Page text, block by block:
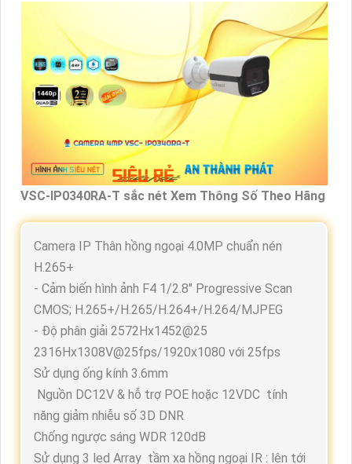
VSC-IP0340RA-T sắc nét Xem Thông Số Theo Hãng
Camera IP Thân hồng ngoại 4.0MP chuẩn nén
H.265+
- Cảm biến hình ảnh F4 1/2.8" Progressive Scan
CMOS; H.265+/H.265/H.264+/H.264/MJPEG
- Độ phân giải 2572Hx1452@25
2316Hx1308V@25fps/1920x1080 với 25fps
Sử dụng ống kính 3.6mm
Nguồn DC12V & hỗ trợ POE hoặc 12VDC tính
năng giảm nhiễu số 3D DNR
Chống ngược sáng WDR 120dB
Sử dụng 3 led Array tầm xa hồng ngoại IR : lên tới